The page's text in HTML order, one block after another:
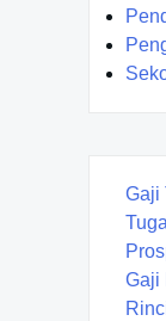
Gaji
Gaji